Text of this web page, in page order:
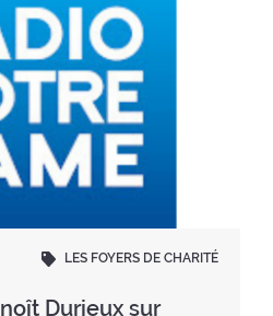
LES FOYERS DE CHARITÉ
Durieux sur